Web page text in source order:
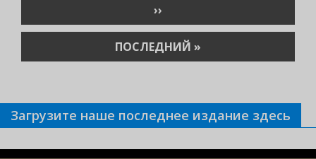
СЛЕДУЮЩАЯ
СТРАНИЦА
››
ПОСЛЕДНЯЯ
СТРАНИЦА
ПОСЛЕДНИЙ »
Загрузите наше последнее издание здесь